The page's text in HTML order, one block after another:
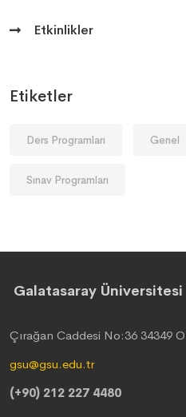
Etkinlikler
Etiketler
Ders Programları Genel
Sınav Programları
Galatasaray Üniversitesi
Çırağan Caddesi No:36 34349
gsu@gsu.edu.tr
(+90) 212 227 4480